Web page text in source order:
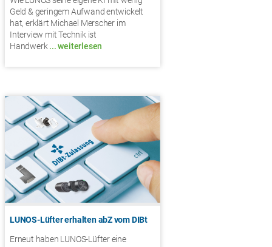
Geld & geringem Aufwand entwickelt
hat, erklärt Michael Merscher im
Interview mit Technik ist
Handwerk... weiterlesen
LUNOS-Lüfter erhalten abZ vom DIBt
Erneut haben LUNOS-Lüfter eine